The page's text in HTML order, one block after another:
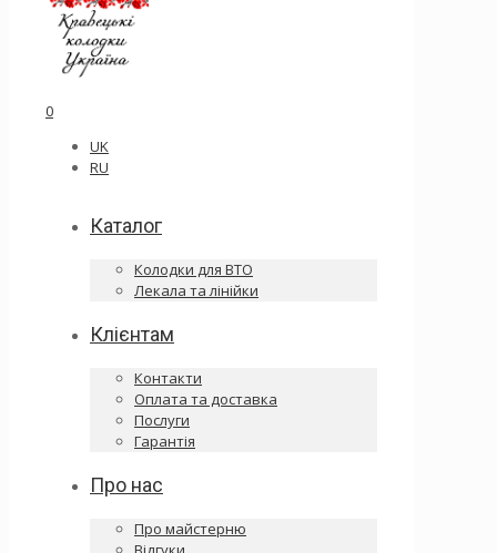
0
UK
RU
Каталог
Колодки для ВТО
Лекала та лінійки
Клієнтам
Контакти
Оплата та доставка
Послуги
Гарантія
Про нас
Про майстерню